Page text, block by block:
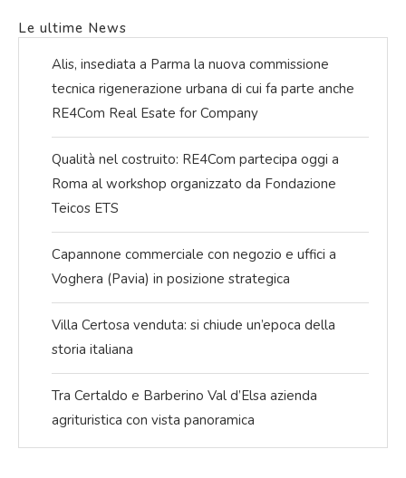
Le ultime News
Alis, insediata a Parma la nuova commissione
tecnica rigenerazione urbana di cui fa parte anche
RE4Com Real Esate for Company
Qualità nel costruito: RE4Com partecipa oggi a
Roma al workshop organizzato da Fondazione
Teicos ETS
Capannone commerciale con negozio e uffici a
Voghera (Pavia) in posizione strategica
Villa Certosa venduta: si chiude un’epoca della
storia italiana
Tra Certaldo e Barberino Val d’Elsa azienda
agrituristica con vista panoramica